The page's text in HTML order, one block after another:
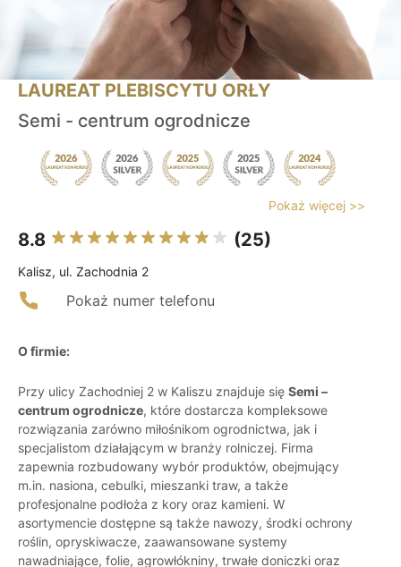
LAUREAT PLEBISCYTU ORŁY
Semi - centrum ogrodnicze
Pokaż więcej >>
8.8 (25)
Kalisz, ul. Zachodnia 2
Pokaż numer telefonu
O firmie:
Przy ulicy Zachodniej 2 w Kaliszu znajduje się Semi –
centrum ogrodnicze, które dostarcza kompleksowe
rozwiązania zarówno miłośnikom ogrodnictwa, jak i
specjalistom działającym w branży rolniczej. Firma
zapewnia rozbudowany wybór produktów, obejmujący
m.in. nasiona, cebulki, mieszanki traw, a także
profesjonalne podłoża z kory oraz kamieni. W
asortymencie dostępne są także nawozy, środki ochrony
roślin, opryskiwacze, zaawansowane systemy
nawadniające, folie, agrowłókniny, trwałe doniczki oraz